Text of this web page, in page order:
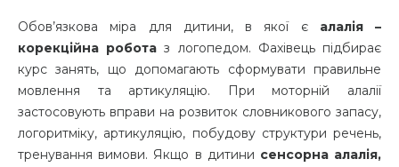
Обов’язкова міра для дитини, в якої є алалія –
корекційна робота з логопедом. Фахівець підбирає
курс занять, що допомагають сформувати правильне
мовлення та артикуляцію. При моторній алалії
застосовують вправи на розвиток словникового запасу,
логоритміку, артикуляцію, побудову структури речень,
тренування вимови. Якщо в дитини сенсорна алалія,